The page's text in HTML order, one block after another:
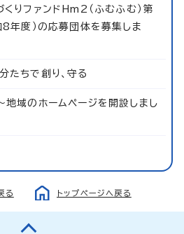
くりファンドHm2（ふむふむ）第
度）の応募団体を募集しま
たちで創り、守る
地域のホームページを開設しまし
る トップページへ戻る